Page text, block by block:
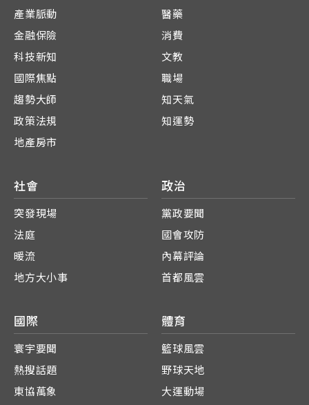
產業脈動
金融保險
科技新知
國際焦點
趨勢大師
政策法規
地產房市
醫藥
消費
文教
職場
知天氣
知運勢
社會
突發現場
法庭
暖流
地方大小事
政治
黨政要聞
國會攻防
內幕評論
首都風雲
國際
寰宇要聞
熱搜話題
東協萬象
體育
籃球風雲
野球天地
大運動場